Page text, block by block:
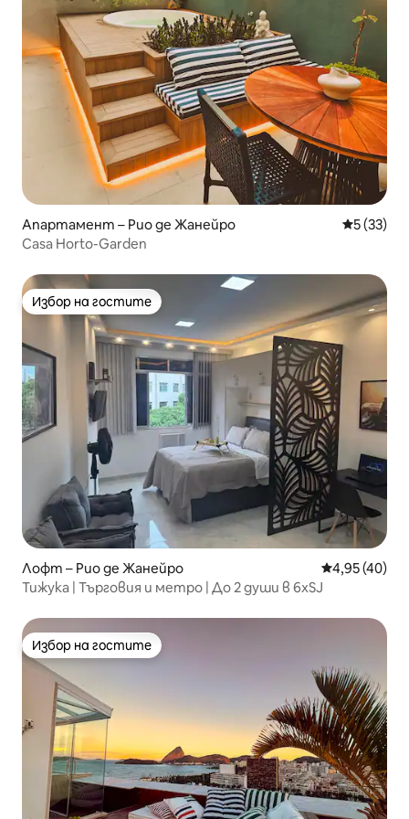
Апартамент – Рио де Жанейро Средна
5 (33)
Casa Horto-Garden
Избор на гостите
Избор на гостите
Лофт – Рио де Жанейро Средна
4,95 (40)
Тижука | Търговия и метро | До 2 души в 6xSJ
Избор на гостите
Избор на гостите